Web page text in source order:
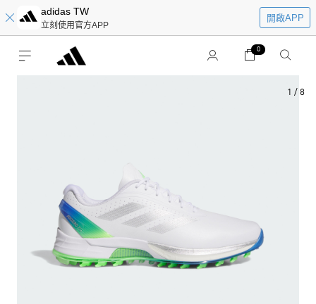
adidas TW
立刻使用官方APP
開啟APP
0
1 / 8